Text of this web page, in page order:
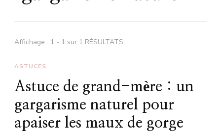
Affichage : 1 - 1 sur 1 RÉSULTATS
ASTUCES
Astuce de grand-mère : un
gargarisme naturel pour
apaiser les maux de gorge